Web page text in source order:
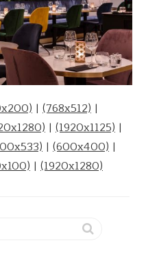
| (768x512) |
| (1920x1125) |
| (600x400) |
| (1920x1280)